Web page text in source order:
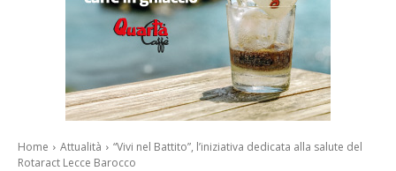
Home Attualità
“Vivi nel Battito”, l’iniziativa dedicata alla salute del
Rotaract Lecce Barocco